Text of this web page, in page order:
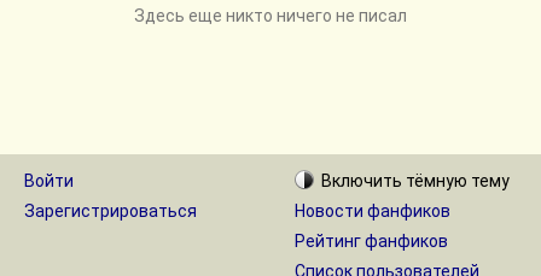
Здесь еще никто ничего не писал
Войти
Зарегистрироваться
Включить тёмную тему
Новости фанфиков
Рейтинг фанфиков
Список пользователей